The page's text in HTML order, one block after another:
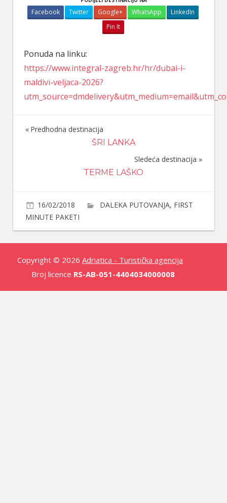
Facebook Twitter Google+ WhatsApp
LinkedIn
Pin It
Ponuda na linku:
https://www.integral-zagreb.hr/hr/dubai-i-
maldivi-veljaca-2026?
Navigacija
Predhodna destinacija
ŠRI LANKA
Sledeća destinacija
TERME LAŠKO
16/02/2018 DALEKA PUTOVANJA, FIRST
MINUTE PAKETI
Copyright © 2026 Adriatica - Turistička agencija
Broj licence RS-AB-051-4404034000008